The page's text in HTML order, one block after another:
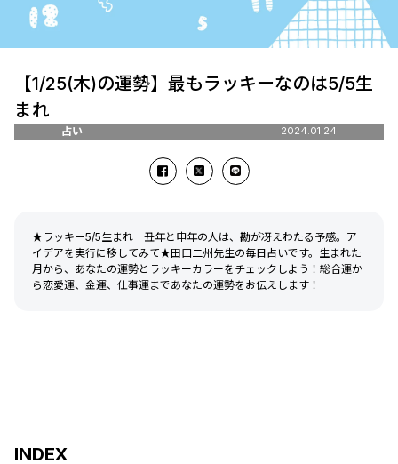
【1/25(木)の運勢】最もラッキーなのは5/5生
まれ
占い 2024.01.24
★ラッキー5/5生まれ 丑年と申年の人は、勘が冴えわたる予感。ア
イデアを実行に移してみて★田口二州先生の毎日占いです。生まれた
月から、あなたの運勢とラッキーカラーをチェックしよう！総合運か
ら恋愛運、金運、仕事運まであなたの運勢をお伝えします！
INDEX